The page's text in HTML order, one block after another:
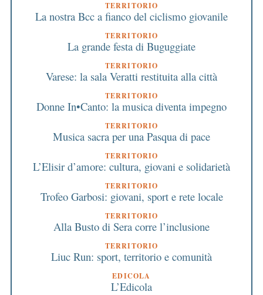
TERRITORIO
La nostra Bcc a fianco del ciclismo giovanile
TERRITORIO
La grande festa di Buguggiate
TERRITORIO
Varese: la sala Veratti restituita alla città
TERRITORIO
Donne In•Canto: la musica diventa impegno
TERRITORIO
Musica sacra per una Pasqua di pace
TERRITORIO
L’Elisir d’amore: cultura, giovani e solidarietà
TERRITORIO
Trofeo Garbosi: giovani, sport e rete locale
TERRITORIO
Alla Busto di Sera corre l’inclusione
TERRITORIO
Liuc Run: sport, territorio e comunità
EDICOLA
L’Edicola